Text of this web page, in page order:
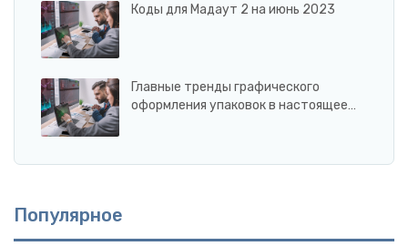
Коды для Мадаут 2 на июнь 2023
Главные тренды графического
оформления упаковок в настоящее…
Популярное